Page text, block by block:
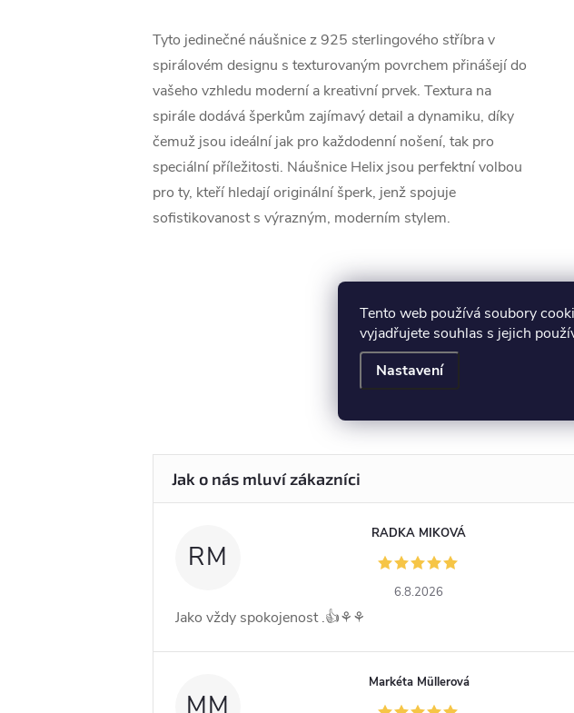
Tento web používá soubory
vyjadřujete souhlas s jejich
Nastavení
Tyto jedinečné náušnice z 925 sterlingového stříbra v
spirálovém designu s texturovaným povrchem přinášejí do
vašeho vzhledu moderní a kreativní prvek. Textura na
spirále dodává šperkům zajímavý detail a dynamiku, díky
čemuž jsou ideální jak pro každodenní nošení, tak pro
speciální příležitosti. Náušnice Helix jsou perfektní volbou
pro ty, kteří hledají originální šperk, jenž spojuje
sofistikovanost s výrazným, moderním stylem.
RM
RADKA MIKOVÁ
6.8.2026
Jako vždy spokojenost .👍⚘️⚘️
MM
Markéta Müllerová